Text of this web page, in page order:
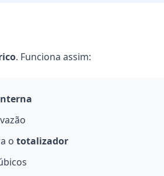
. Funciona assim:
o totalizador